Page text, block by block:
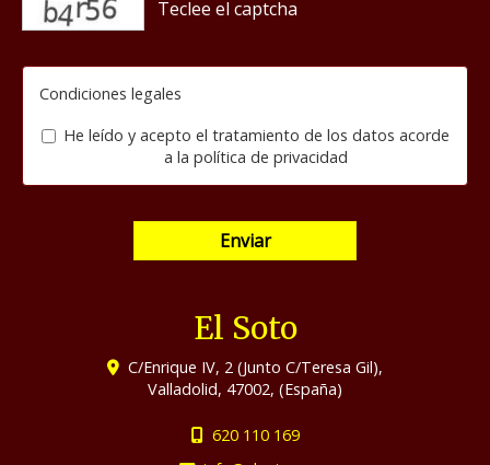
Condiciones legales
He leído y acepto el tratamiento de los datos acorde
a la política de privacidad
Enviar
El Soto
C/Enrique IV, 2 (Junto C/Teresa Gil),
Valladolid, 47002, (España)
620 110 169